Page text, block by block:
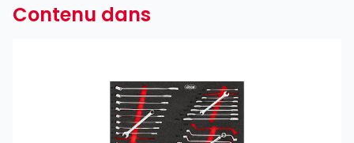
Contenu dans